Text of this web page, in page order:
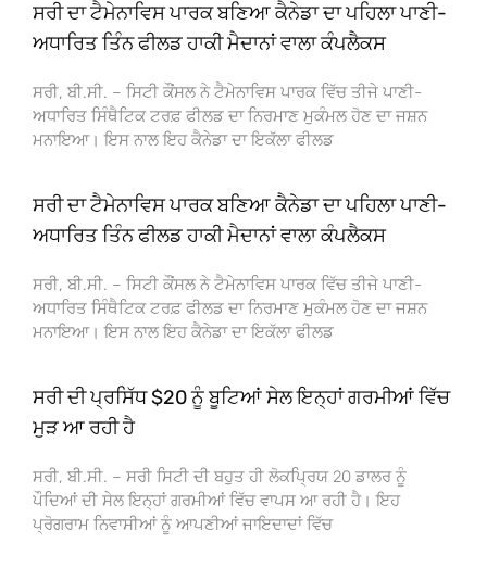
ਸਰੀ ਦਾ ਟੈਮੇਨਾਵਿਸ ਪਾਰਕ ਬਣਿਆ ਕੈਨੇਡਾ ਦਾ ਪਹਿਲਾ ਪਾਣੀ-
ਅਧਾਰਿਤ ਤਿੰਨ ਫੀਲਡ ਹਾਕੀ ਮੈਦਾਨਾਂ ਵਾਲਾ ਕੰਪਲੈਕਸ
ਸਰੀ, ਬੀ.ਸੀ. – ਸਿਟੀ ਕੌਂਸਲ ਨੇ ਟੈਮੇਨਾਵਿਸ ਪਾਰਕ ਵਿੱਚ ਤੀਜੇ ਪਾਣੀ-
ਅਧਾਰਿਤ ਸਿੰਥੈਟਿਕ ਟਰਫ਼ ਫੀਲਡ ਦਾ ਨਿਰਮਾਣ ਮੁਕੰਮਲ ਹੋਣ ਦਾ ਜਸ਼ਨ
ਮਨਾਇਆ। ਇਸ ਨਾਲ ਇਹ ਕੈਨੇਡਾ ਦਾ ਇਕੱਲਾ ਫੀਲਡ
ਸਰੀ ਦਾ ਟੈਮੇਨਾਵਿਸ ਪਾਰਕ ਬਣਿਆ ਕੈਨੇਡਾ ਦਾ ਪਹਿਲਾ ਪਾਣੀ-
ਅਧਾਰਿਤ ਤਿੰਨ ਫੀਲਡ ਹਾਕੀ ਮੈਦਾਨਾਂ ਵਾਲਾ ਕੰਪਲੈਕਸ
ਸਰੀ, ਬੀ.ਸੀ. – ਸਿਟੀ ਕੌਂਸਲ ਨੇ ਟੈਮੇਨਾਵਿਸ ਪਾਰਕ ਵਿੱਚ ਤੀਜੇ ਪਾਣੀ-
ਅਧਾਰਿਤ ਸਿੰਥੈਟਿਕ ਟਰਫ਼ ਫੀਲਡ ਦਾ ਨਿਰਮਾਣ ਮੁਕੰਮਲ ਹੋਣ ਦਾ ਜਸ਼ਨ
ਮਨਾਇਆ। ਇਸ ਨਾਲ ਇਹ ਕੈਨੇਡਾ ਦਾ ਇਕੱਲਾ ਫੀਲਡ
ਸਰੀ ਦੀ ਪ੍ਰਸਿੱਧ $20 ਨੂੰ ਬੂਟਿਆਂ ਸੇਲ ਇਨ੍ਹਾਂ ਗਰਮੀਆਂ ਵਿੱਚ
ਮੁੜ ਆ ਰਹੀ ਹੈ
ਸਰੀ, ਬੀ.ਸੀ. – ਸਰੀ ਸਿਟੀ ਦੀ ਬਹੁਤ ਹੀ ਲੋਕਪ੍ਰਿਯ 20 ਡਾਲਰ ਨੂੰ
ਪੌਦਿਆਂ ਦੀ ਸੇਲ ਇਨ੍ਹਾਂ ਗਰਮੀਆਂ ਵਿੱਚ ਵਾਪਸ ਆ ਰਹੀ ਹੈ। ਇਹ
ਪ੍ਰੋਗਰਾਮ ਨਿਵਾਸੀਆਂ ਨੂੰ ਆਪਣੀਆਂ ਜਾਇਦਾਦਾਂ ਵਿੱਚ